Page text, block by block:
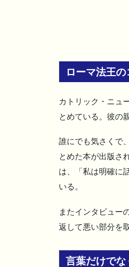
ローマ法王
カトリック・ニュ
とめている。彼の
誰にでも気さくで
とめた本が出版さ
は、「私は明確に
いる。
またインタビュー
返して悪い部分を
言葉だけで